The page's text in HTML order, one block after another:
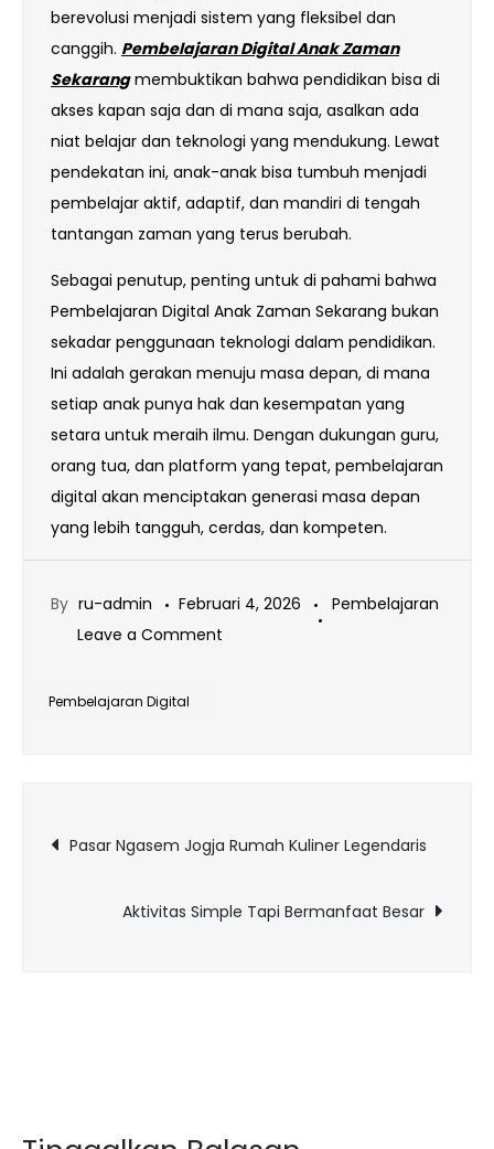
berevolusi menjadi sistem yang fleksibel dan
canggih. Pembelajaran Digital Anak Zaman
Sekarangmembuktikan bahwa pendidikan bisa di
akses kapan saja dan di mana saja, asalkan ada
niat belajar dan teknologi yang mendukung. Lewat
pendekatan ini, anak-anak bisa tumbuh menjadi
pembelajar aktif, adaptif, dan mandiri di tengah
tantangan zaman yang terus berubah.
Sebagai penutup, penting untuk di pahami bahwa
Pembelajaran Digital Anak Zaman Sekarang bukan
sekadar penggunaan teknologi dalam pendidikan.
Ini adalah gerakan menuju masa depan, di mana
setiap anak punya hak dan kesempatan yang
setara untuk meraih ilmu. Dengan dukungan guru,
orang tua, dan platform yang tepat, pembelajaran
digital akan menciptakan generasi masa depan
yang lebih tangguh, cerdas, dan kompeten.
By ru-admin Februari 4, 2026
Pembelajaran
Leave a Comment
Pembelajaran Digital
Navigasi
pos
Pasar Ngasem Jogja Rumah Kuliner Legendaris
Aktivitas Simple Tapi Bermanfaat Besar